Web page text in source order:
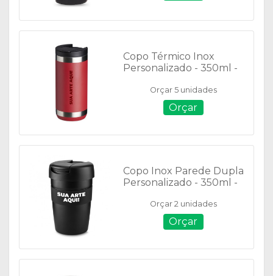
Copo Térmico Inox
Personalizado - 350ml -
Orçar 5 unidades
Orçar
Copo Inox Parede Dupla
Personalizado - 350ml -
Orçar 2 unidades
Orçar